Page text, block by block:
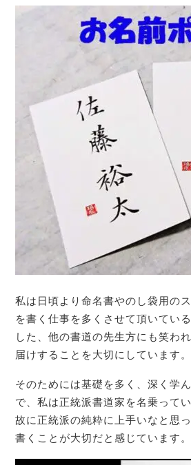
私は日頃より命名書やのし袋用の
を書く仕事を多くさせて頂いてい
した、他の書道の先生方にも笑わ
届けすることを大切にしています。
そのためには基礎を多く、深く学
で、私は正統派書道家を名乗って
故に正統派の純粋に上手いなと思
書くことが大切だと感じています。